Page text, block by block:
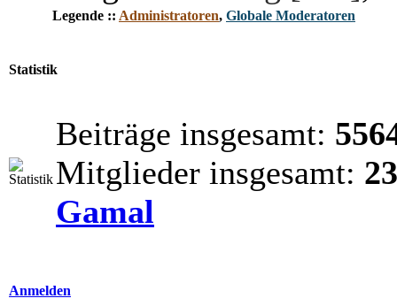
Legende :: Administratoren, Globale Moderatoren
Statistik
Beiträge insgesamt:
Mitglieder insgesamt:
Gamal
Anmelden